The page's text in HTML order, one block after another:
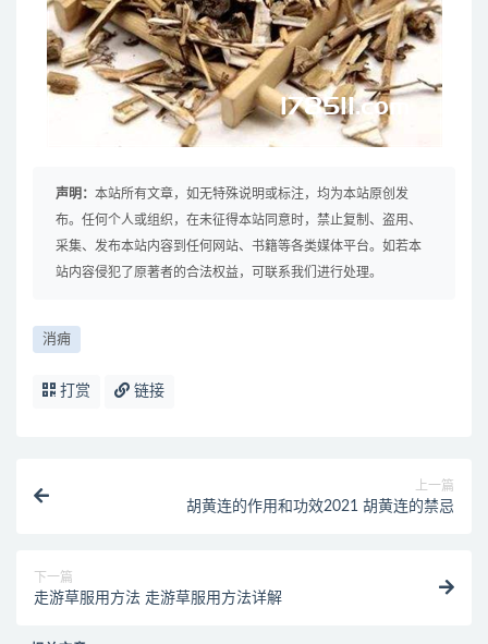
声明： 本站所有文章，如无特殊说明或标注，均为本站原创发
布。任何个人或组织，在未征得本站同意时，禁止复制、盗用、
采集、发布本站内容到任何网站、书籍等各类媒体平台。如若本
站内容侵犯了原著者的合法权益，可联系我们进行处理。
消痈
打赏 链接
上一篇
胡黄连的作用和功效2021 胡黄连的禁忌
下一篇
走游草服用方法 走游草服用方法详解